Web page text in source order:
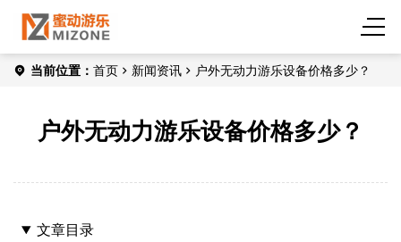
当前位置： 首页 新闻资讯 户外无动力游乐设备价格多少？
户外无动力游乐设备价格多少？
文章目录